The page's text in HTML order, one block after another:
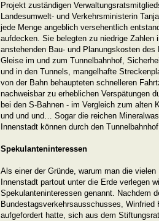
Projekt zuständigen
Landesumwelt- und Verkehrsministerin
jede Menge angeblich versehentlich
aufdecken. Sie belegten zu niedrige
anstehenden Bau- und Planungskosten
Gleise im und zum Tunnelbahnhof,
und in den Tunnels, mangelhafte
von der Bahn behaupteten schnelleren
nachweisbar zu erheblichen Verspätungen
bei den S-Bahnen - im Vergleich zum alten
und und und… Sogar die reichen
Innenstadt können durch den
Spekulanteninteressen
Als einer der Gründe, warum man die
Innenstadt partout unter die Erde verlegen
Spekulanteninteressen genannt. Nachdem
Bundestagsverkehrsausschusses, Winfried
aufgefordert hatte, sich aus dem